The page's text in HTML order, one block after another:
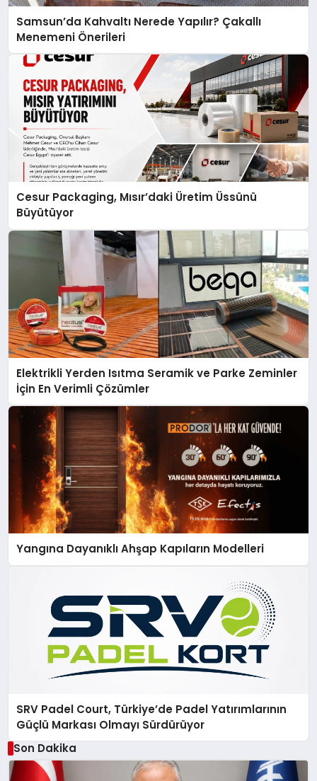
Samsun’da Kahvaltı Nerede Yapılır? Çakallı
Menemeni Önerileri
Cesur Packaging, Mısır’daki Üretim Üssünü
Büyütüyor
Elektrikli Yerden Isıtma Seramik ve Parke Zeminler
İçin En Verimli Çözümler
Yangına Dayanıklı Ahşap Kapıların Modelleri
SRV Padel Court, Türkiye’de Padel Yatırımlarının
Güçlü Markası Olmayı Sürdürüyor
Son Dakika